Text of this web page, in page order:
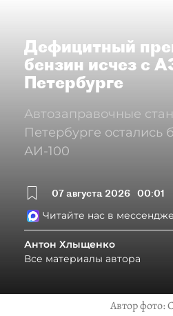
Дефицитный
бензин исчез с
Петербурге
Автозаправочные
Петербурге остались
АИ-100
07 августа 2026 00:01
Читайте нас в
Антон Хлыщенко
Все материалы автора
Автор фото: